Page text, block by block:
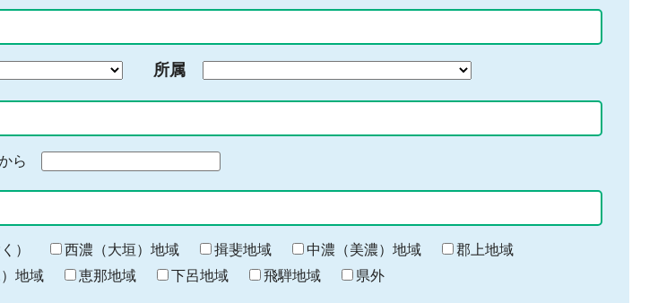
所属
ら
終
わ
り
） 西濃（大垣）地域 揖斐地域 中濃（美濃）地域
郡上地域
地域 恵那地域 下呂地域 飛騨地域 県外